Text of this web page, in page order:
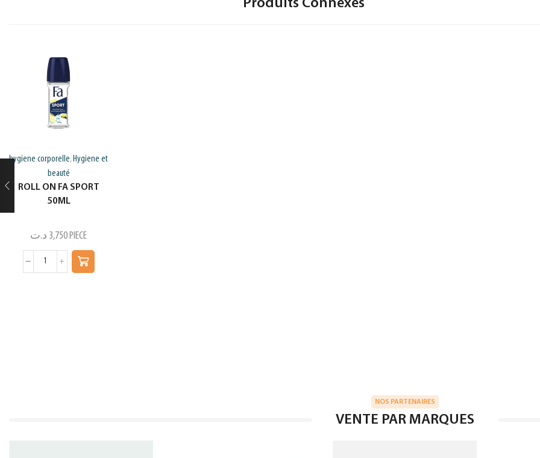
Produits Connexes
hygiene corporelle, Hygiene et
beauté
ROLL ON FA SPORT
50ML
3,750 د.ت PIECE
NOS PARTENAIRES
VENTE PAR MARQUES